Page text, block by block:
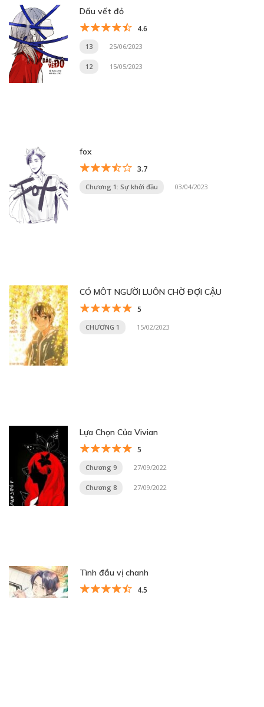
Dấu vết đỏ
4.6
13 25/06/2023
12 15/05/2023
fox
3.7
Chương 1: Sự khởi đầu 03/04/2023
CÓ MÔT NGƯỜI LUÔN CHỜ ĐỢI CẬU
5
CHƯƠNG 1 15/02/2023
Lựa Chọn Của Vivian
5
Chương 9 27/09/2022
Chương 8 27/09/2022
Tình đầu vị chanh
4.5